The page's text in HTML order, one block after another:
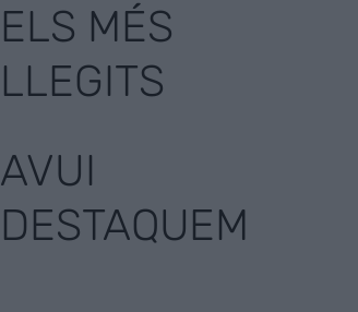
ELS MÉS
LLEGITS
AVUI
DESTAQUEM